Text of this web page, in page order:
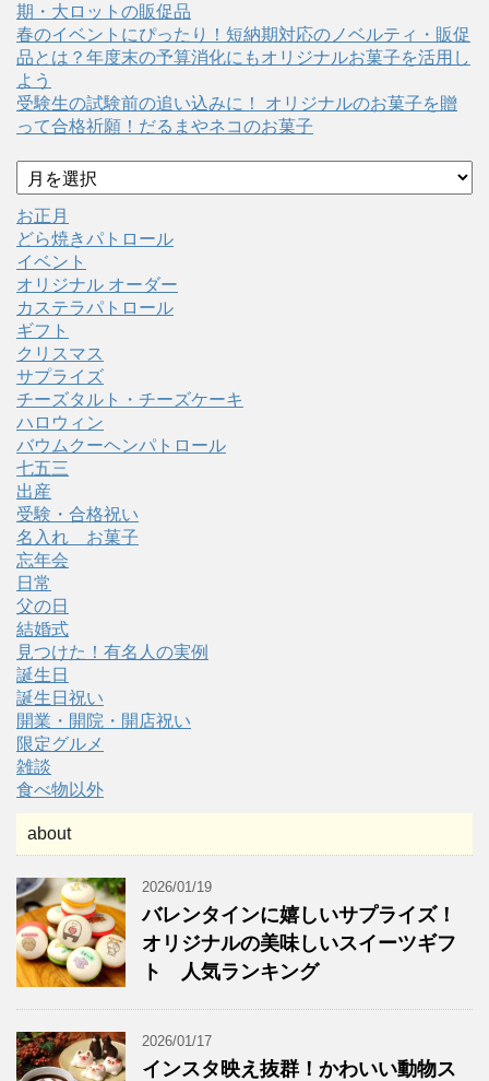
期・大ロットの販促品
春のイベントにぴったり！短納期対応のノベルティ・販促
品とは？年度末の予算消化にもオリジナルお菓子を活用し
よう
受験生の試験前の追い込みに！ オリジナルのお菓子を贈
って合格祈願！だるまやネコのお菓子
ア
ー
カ
イ
ブ
お正月
どら焼きパトロール
イベント
オリジナル オーダー
カステラパトロール
ギフト
クリスマス
サプライズ
チーズタルト・チーズケーキ
ハロウィン
バウムクーヘンパトロール
七五三
出産
受験・合格祝い
名入れ お菓子
忘年会
日常
父の日
結婚式
見つけた！有名人の実例
誕生日
誕生日祝い
開業・開院・開店祝い
限定グルメ
雑談
食べ物以外
about
2026/01/19
バレンタインに嬉しいサプライズ！
オリジナルの美味しいスイーツギフ
ト 人気ランキング
2026/01/17
インスタ映え抜群！かわいい動物ス